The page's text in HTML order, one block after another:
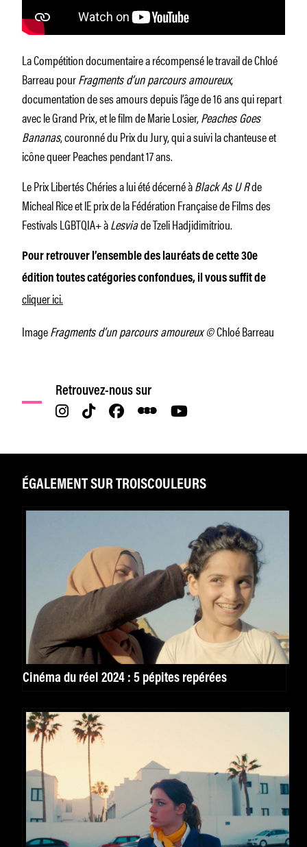
La Compétition documentaire a récompensé le travail de Chloé
Barreau pourFragments d’un parcours amoureux,
documentation de ses amours depuis l’âge de 16 ans qui repart
avec le Grand Prix, et le film de Marie Losier,Peaches Goes
Bananas, couronné du Prix du Jury, qui a suivi la chanteuse et
icône queer Peaches pendant 17 ans.
Le Prix Libertés Chéries a lui été décerné àBlack As U Rde
Micheal Rice et lE prix de la Fédération Française de Films des
Festivals LGBTQIA+ àLesviade Tzeli Hadjidimitriou.
Pour retrouver l’ensemble des lauréats de cette 30e
édition toutes catégories confondues, il vous suffit de
cliquer ici.
ImageFragments d’un parcours amoureux ©Chloé Barreau
Retrouvez-nous sur
ÉGALEMENT SUR TROISCOULEURS
Cinéma du réel 2024 : 5 pépites repérées